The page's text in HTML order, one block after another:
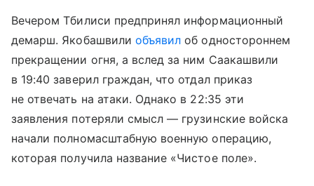
Вечером Тбилиси предпринял информационный
демарш. Якобашвили объявил об одностороннем
прекращении огня, а вслед за ним Саакашвили
в 19:40 заверил граждан, что отдал приказ
не отвечать на атаки. Однако в 22:35 эти
заявления потеряли смысл — грузинские войска
начали полномасштабную военную операцию,
которая получила название «Чистое поле».